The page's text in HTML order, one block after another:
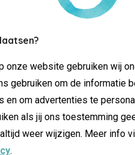
onze website gebruiken wij
gebruiken om de informatie
en om advertenties te
als jij ons toestemming
weer wijzigen. Meer info
.